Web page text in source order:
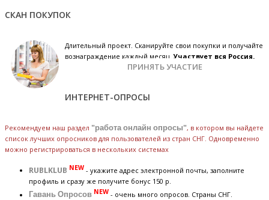
СКАН ПОКУПОК
Длительный проект. Сканируйте свои покупки и получайте
вознаграждение каждый месяц.Участвует вся Россия.
ПРИНЯТЬ УЧАСТИЕ
ИНТЕРНЕТ-ОПРОСЫ
Рекомендуем наш раздел "работа онлайн опросы", в котором вы найдете
список лучших опросников для пользователей из стран СНГ. Одновременно
можно регистрироваться в нескольких системах
RUBLKLUB NEW - укажите адрес электронной почты, заполните
профиль и сразу же получите бонус 150 р.
Гавань Опросов NEW - очень много опросов. Страны СНГ.